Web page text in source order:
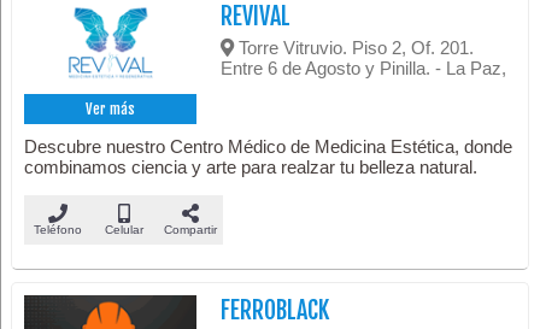
Ver más
REVIVAL
Torre Vitruvio. Piso 2, Of. 201.
Entre 6 de Agosto y Pinilla. - La Paz,
Descubre nuestro Centro Médico de Medicina Estética, donde
combinamos ciencia y arte para realzar tu belleza natural.
Teléfono Celular Compartir
FERROBLACK